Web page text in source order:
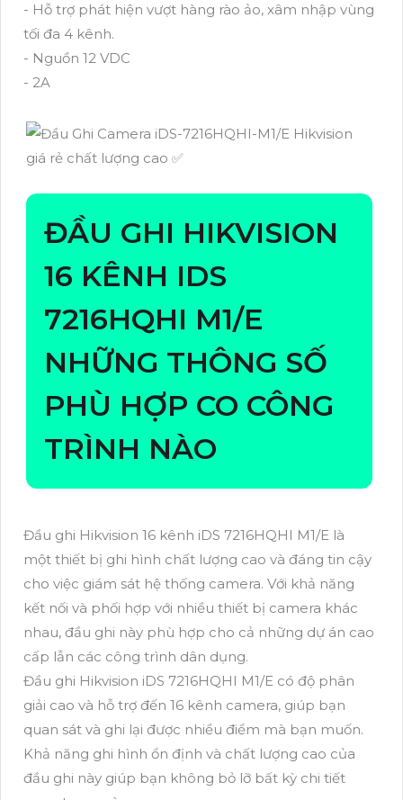
- Hỗ trợ phát hiện vượt hàng rào ảo, xâm nhập vùng
tối đa 4 kênh.
- Nguồn 12 VDC
- 2A
ĐẦU GHI HIKVISION
16 KÊNH IDS
7216HQHI M1/E
NHỮNG THÔNG SỐ
PHÙ HỢP CO CÔNG
TRÌNH NÀO
Đầu ghi Hikvision 16 kênh iDS 7216HQHI M1/E là
một thiết bị ghi hình chất lượng cao và đáng tin cậy
cho việc giám sát hệ thống camera. Với khả năng
kết nối và phối hợp với nhiều thiết bị camera khác
nhau, đầu ghi này phù hợp cho cả những dự án cao
cấp lẫn các công trình dân dụng.
Đầu ghi Hikvision iDS 7216HQHI M1/E có độ phân
giải cao và hỗ trợ đến 16 kênh camera, giúp bạn
quan sát và ghi lại được nhiều điểm mà bạn muốn.
Khả năng ghi hình ổn định và chất lượng cao của
đầu ghi này giúp bạn không bỏ lỡ bất kỳ chi tiết